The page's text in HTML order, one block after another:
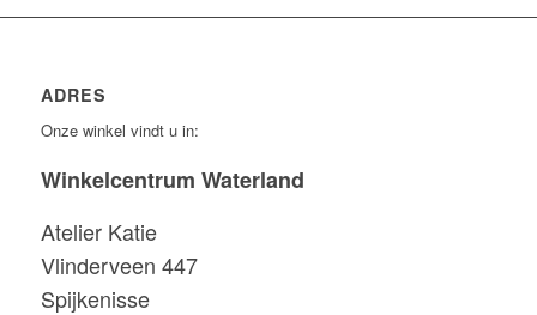
ADRES
Onze winkel vindt u in:
Winkelcentrum Waterland
Atelier Katie
Vlinderveen 447
Spijkenisse